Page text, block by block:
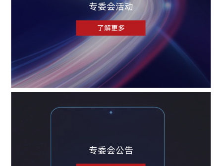
专委会活动
了解更多
专委会公告